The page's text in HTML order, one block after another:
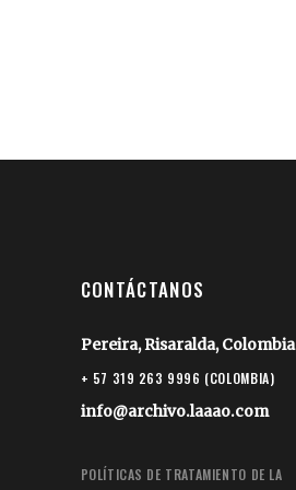
CONTÁCTANOS
Pereira, Risaralda, Colombia
+ 57 319 263 9996 (COLOMBIA)
info@archivo.laaao.com
POLÍTICAS DE TRATAMIENTO DE LA